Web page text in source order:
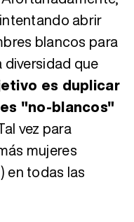
abrir
blancos para
que
es duplicar
"no-blancos"
vez para
mujeres
en todas las